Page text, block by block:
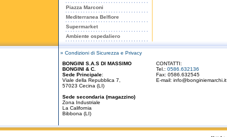
Piazza Marconi
Mediterranea Belfiore
Supermarket
Ambiente ospedaliero
» Condizioni di Sicurezza e Privacy
BONGINI S.A.S DI MASSIMO
BONGINI & C.
Sede Principale:
Viale della Repubblica 7,
57023 Cecina (LI)
Sede secondaria (magazzino)
Zona Industriale
La California
Bibbona (LI)
CONTATTI:
Tel.: 0586.632136
Fax: 0586.632545
E-mail: info@bonginiemarchi.it